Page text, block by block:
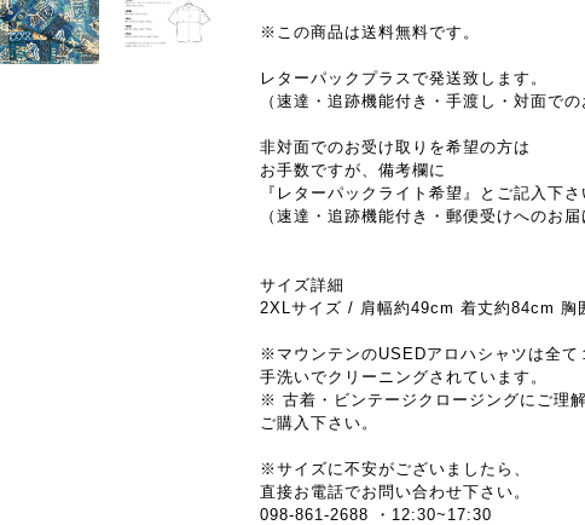
※この商品は送料無料です。
レターパックプラスで発送致します。
（速達・追跡機能付き・手渡し・対面での
非対面でのお受け取りを希望の方は
お手数ですが、備考欄に
『レターパックライト希望』とご記入下さ
（速達・追跡機能付き・郵便受けへのお届
サイズ詳細
2XLサイズ / 肩幅約49cm 着丈約84cm 胸
※マウンテンのUSEDアロハシャツは全て
手洗いでクリーニングされています。
※ 古着・ビンテージクロージングにご理
ご購入下さい。
※サイズに不安がございましたら、
直接お電話でお問い合わせ下さい。
098-861-2688 ・12:30~17:30